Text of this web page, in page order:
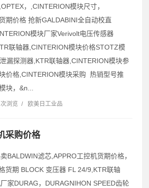
，,CINTERION模块尺寸，
期价格 抢新GALDABINI全自动校直
模块厂家Verivolt电压传感器
联轴器,CINTERION模块价格STOTZ模
漏探测器,KTR联轴器,CINTERION模块参
价格,CINTERION模块采购 热销型号推
块，&n...
浏览 / 欧美日工业品
采购价格
BALDWIN滤芯,APPRO工控机货期价格，
货期 BLOCK 变压器 FL 24/9,KTR联轴
家DURAG，DURAGNIHON SPEED齿轮